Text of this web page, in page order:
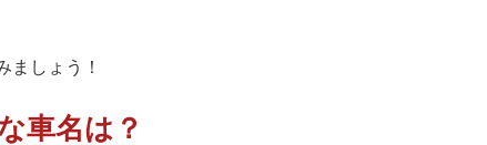
ましょう！
車名は？